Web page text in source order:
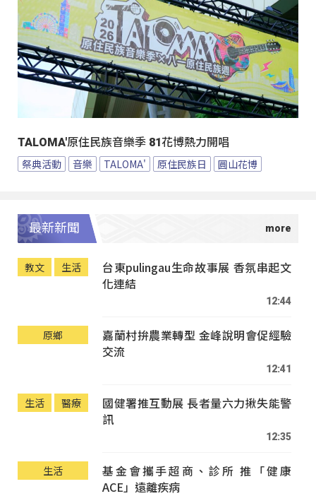
TALOMA'原住民族音樂季 81花博熱力開唱
祭典活動 音樂 TALOMA' 原住民族日 圓山花博
最新新聞
教文 生活
台東pulingau生命故事展 香氛串起文
化連結
12:44
原鄉
嘉蘭村拚農業轉型 金峰說明會促經驗
交流
12:41
生活 醫療
國健署推互動展 長者量六力揪失能警
訊
12:35
生活
基金會攜手超商、診所 推「健康
ACE」遠離疾病